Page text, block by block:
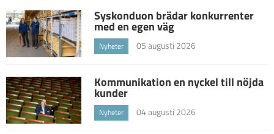
Syskonduon brädar konkurrenter
med en egen väg
Nyheter 05 augusti 2026
Kommunikation en nyckel till nöjda
kunder
Nyheter 04 augusti 2026